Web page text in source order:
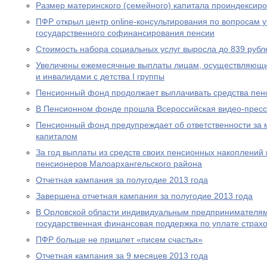
Размер материнского (семейного) капитала
ПФР открыл центр online-консультирования по вопросам
государственного софинансирования пенсии
Стоимость набора социальных услуг выросла до 839
Увеличены ежемесячные выплаты лицам,
и инвалидами с детства I группы
Пенсионный фонд продолжает выплачивать средства
В Пенсионном фонде прошла Всероссийская видео-
Пенсионный фонд предупреждает об ответственности
капиталом
За год выплаты из средств своих пенсионных накоплений
пенсионеров Малоархангельского района
Отчетная кампания за полугодие 2013 года
Завершена отчетная кампания за полугодие 2013 года
В Орловской области индивидуальным
государственная финансовая поддержка по уплате
ПФР больше не пришлет «писем счастья»
Отчетная кампания за 9 месяцев 2013 года